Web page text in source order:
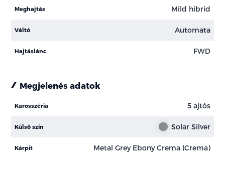
Meghajtás Mild hibrid
Váltó Automata
Hajtáslánc FWD
Megjelenés adatok
Karosszéria 5 ajtós
Külső szín Solar Silver
Kárpit Metal Grey Ebony Crema (Crema)